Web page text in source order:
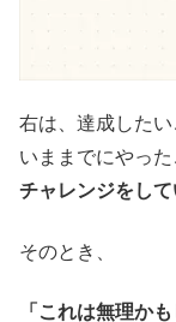
右は、達成したい
いままでにやっ
チャレンジをし
そのとき、
「これは無理かも